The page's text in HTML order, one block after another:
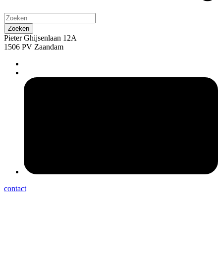
Pieter Ghijsenlaan 12A
1506 PV Zaandam
contact